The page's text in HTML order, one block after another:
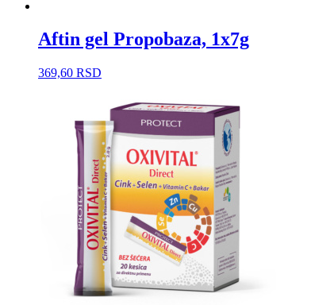
Aftin gel Propobaza, 1x7g
369,60 RSD